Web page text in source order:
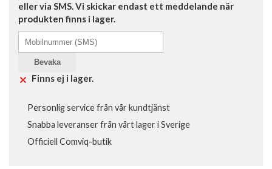
eller via SMS. Vi skickar endast ett meddelande när
produkten finns i lager.
Bevaka
Finns ej i lager.
Personlig service från vår kundtjänst
Snabba leveranser från vårt lager i Sverige
Officiell Comviq-butik